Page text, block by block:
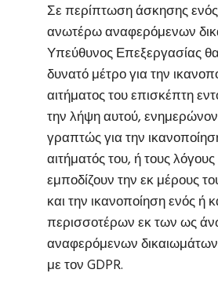
Σε περίπτωση άσκησης
ανωτέρω αναφερόμενων
Υπεύθυνος Επεξεργασίας
δυνατό μέτρο για την
αιτήματος του επισκέπτη
την λήψη αυτού,
γραπτώς για την
αιτήματός του, ή τους
εμποδίζουν την εκ μέρους
και την ικανοποίηση ενός ή
περισσοτέρων εκ των ως
αναφερόμενων
με τον GDPR.